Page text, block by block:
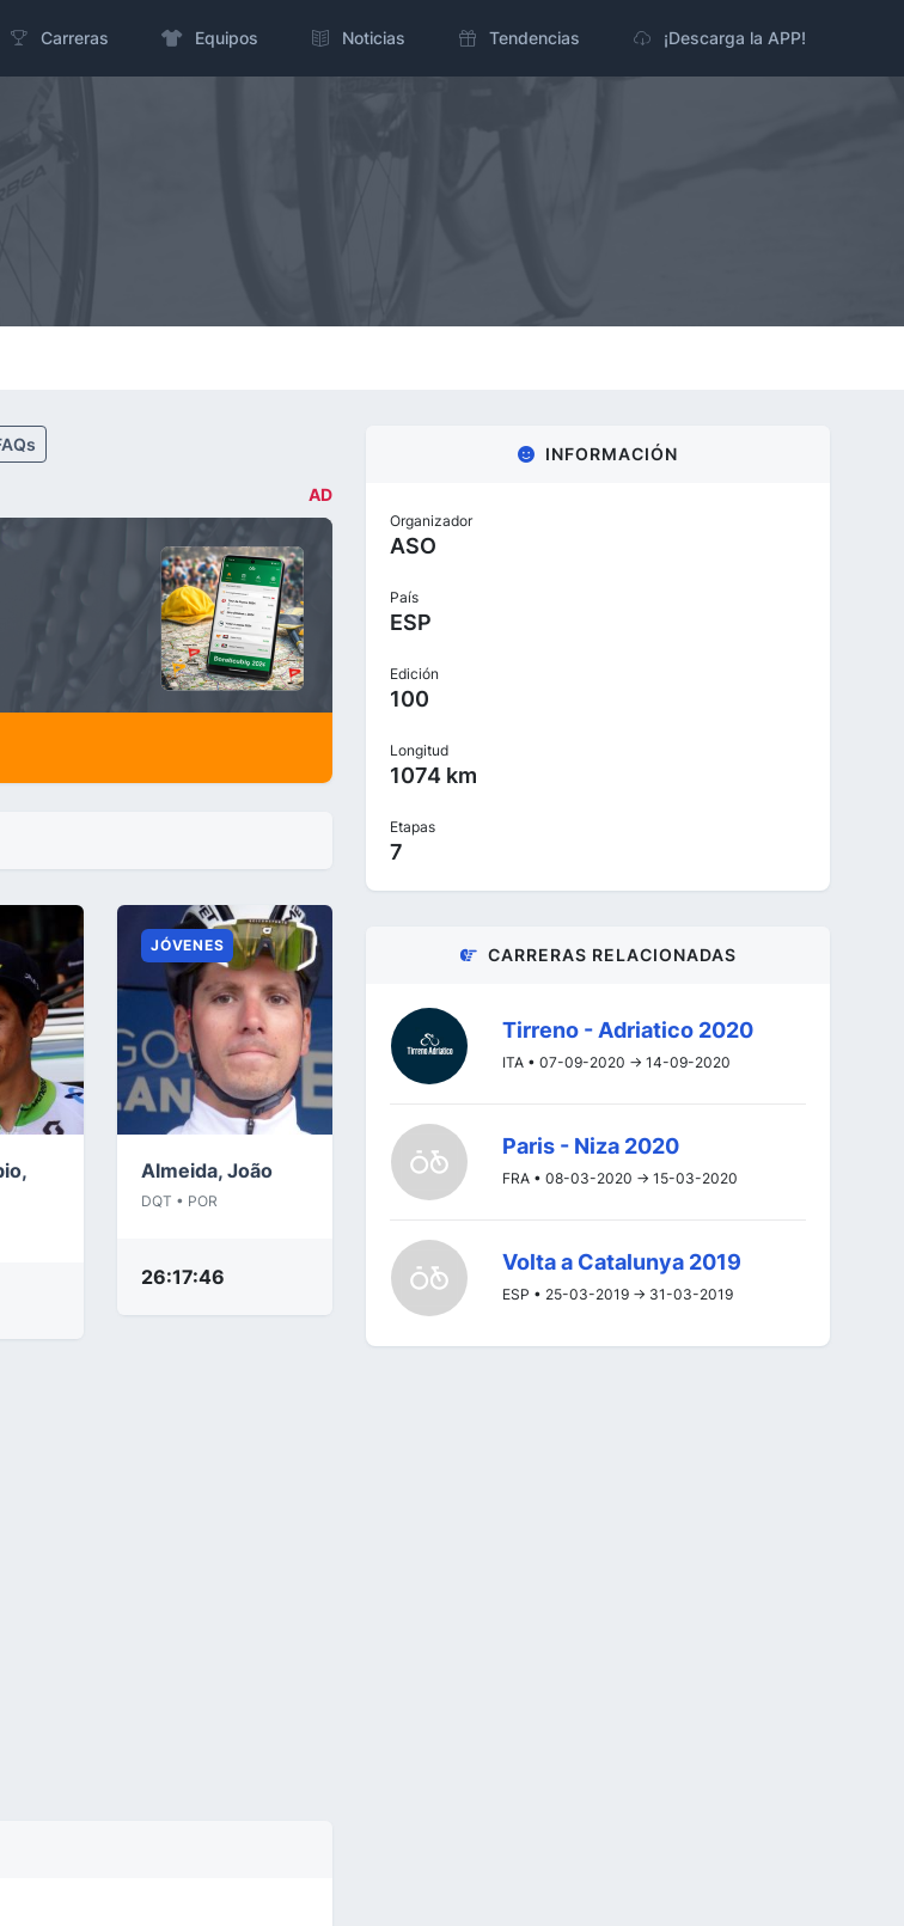
Carreras Equipos Noticias Tendencias ¡Descarga la APP!
AD
JÓVENES
Almeida, João
DQT • POR
26:17:46
INFORMACIÓN
Organizador
ASO
País
ESP
Edición
100
Longitud
1074 km
Etapas
7
CARRERAS RELACIONADAS
Tirreno - Adriatico 2020
ITA • 07-09-2020 -> 14-09-2020
Paris - Niza 2020
FRA • 08-03-2020 -> 15-03-2020
Volta a Catalunya 2019
ESP • 25-03-2019 -> 31-03-2019